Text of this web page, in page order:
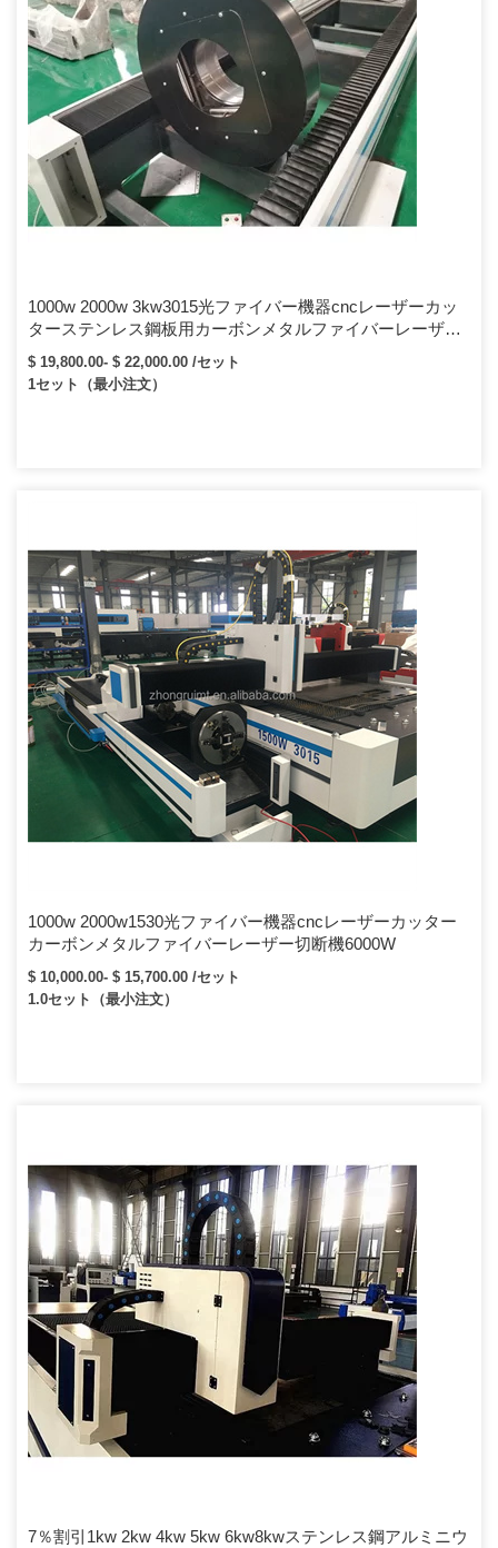
1000w 2000w 3kw3015光ファイバー機器cncレーザーカッ
ターステンレス鋼板用カーボンメタルファイバーレーザー
切断機
$ 19,800.00- $ 22,000.00 /セット
1セット（最小注文）
1000w 2000w1530光ファイバー機器cncレーザーカッター
カーボンメタルファイバーレーザー切断機6000W
$ 10,000.00- $ 15,700.00 /セット
1.0セット（最小注文）
7％割引1kw 2kw 4kw 5kw 6kw8kwステンレス鋼アルミニウ